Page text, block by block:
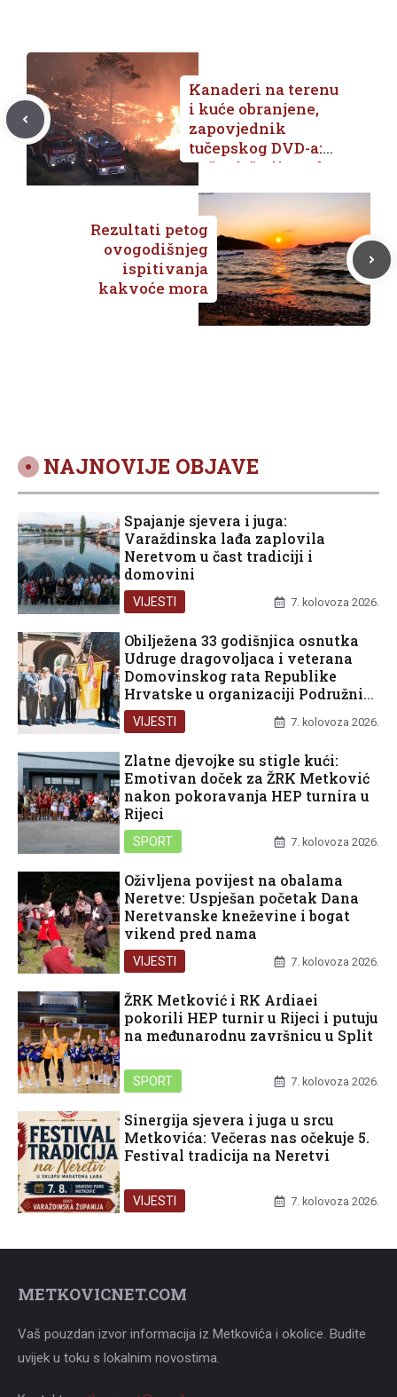
Kanaderi na terenu
i kuće obranjene,
zapovjednik
tučepskog DVD-a:
Požar još nije pod
kontrolom,
trenutno gasimo
rubove
Rezultati petog
ovogodišnjeg
ispitivanja
kakvoće mora
NAJNOVIJE OBJAVE
Spajanje sjevera i juga:
Varaždinska lađa zaplovila
Neretvom u čast tradiciji i
domovini
VIJESTI 7. kolovoza 2026.
Obilježena 33 godišnjica osnutka
Udruge dragovoljaca i veterana
Domovinskog rata Republike
Hrvatske u organizaciji Podružnice
Dubrovačko-neretvanske županije
VIJESTI 7. kolovoza 2026.
Zlatne djevojke su stigle kući:
Emotivan doček za ŽRK Metković
nakon pokoravanja HEP turnira u
Rijeci
SPORT 7. kolovoza 2026.
Oživljena povijest na obalama
Neretve: Uspješan početak Dana
Neretvanske kneževine i bogat
vikend pred nama
VIJESTI 7. kolovoza 2026.
ŽRK Metković i RK Ardiaei
pokorili HEP turnir u Rijeci i putuju
na međunarodnu završnicu u Split
SPORT 7. kolovoza 2026.
Sinergija sjevera i juga u srcu
Metkovića: Večeras nas očekuje 5.
Festival tradicija na Neretvi
VIJESTI 7. kolovoza 2026.
METKOVICNET.COM
Vaš pouzdan izvor informacija iz Metkovića i okolice. Budite
uvijek u toku s lokalnim novostima.